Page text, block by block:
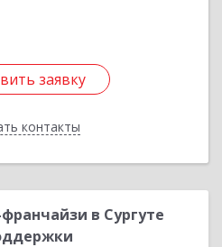
заявку
контакты
заявку
Назад
в Сургуте